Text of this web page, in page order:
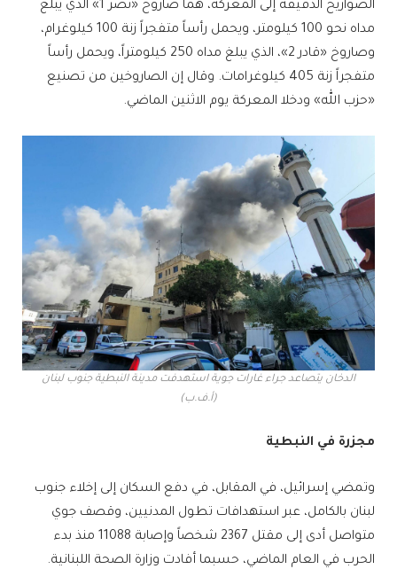
الصواريخ الدقيقة إلى المعركة، هما صاروخ «نصر 1» الذي يبلغ
مداه نحو 100 كيلومتر، ويحمل رأساً متفجراً زنة 100 كيلوغرام،
وصاروخ «قادر 2»، الذي يبلغ مداه 250 كيلومتراً، ويحمل رأساً
متفجراً زنة 405 كيلوغرامات. وقال إن الصاروخين من تصنيع
«حزب الله» ودخلا المعركة يوم الاثنين الماضي.
الدخان يتصاعد جراء غارات جوية استهدفت مدينة النبطية جنوب لبنان
(أ.ف.ب)
مجزرة في النبطية
وتمضي إسرائيل، في المقابل، في دفع السكان إلى إخلاء جنوب
لبنان بالكامل، عبر استهدافات تطول المدنيين، وقصف جوي
متواصل أدى إلى مقتل 2367 شخصاً وإصابة 11088 منذ بدء
الحرب في العام الماضي، حسبما أفادت وزارة الصحة اللبنانية.